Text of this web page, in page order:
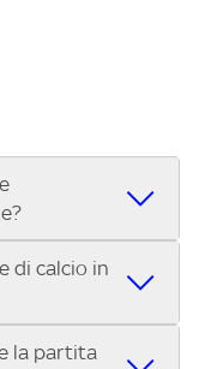
vicino a te per
C Sky Wifi, la
League, la UEFA
la MotoGP™ e
di calcio in
le partite
la partita